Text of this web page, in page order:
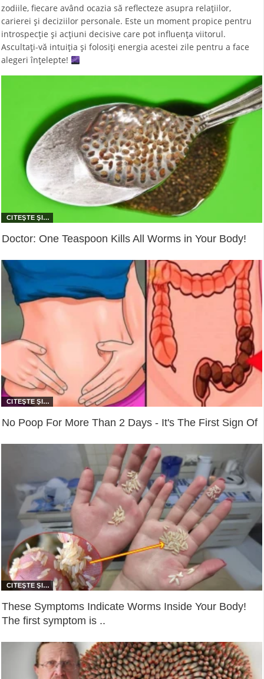
zodiile, fiecare având ocazia să reflecteze asupra relațiilor,
carierei și deciziilor personale. Este un moment propice pentru
introspecție și acțiuni decisive care pot influența viitorul.
Ascultați-vă intuiția și folosiți energia acestei zile pentru a face
alegeri înțelepte!
Doctor: One Teaspoon Kills All Worms in Your Body!
No Poop For More Than 2 Days - It's The First Sign Of
These Symptoms Indicate Worms Inside Your Body!
The first symptom is ..